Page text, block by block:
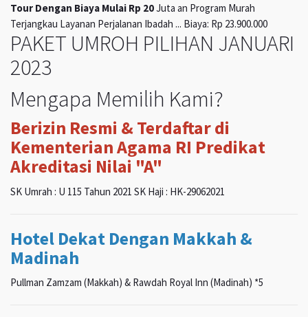
Tour Dengan Biaya Mulai Rp 20Juta an Program Murah
Terjangkau Layanan Perjalanan Ibadah ... Biaya: Rp 23.900.000
PAKET UMROH PILIHAN JANUARI
2023
Mengapa Memilih Kami?
Berizin Resmi & Terdaftar di
Kementerian Agama RI Predikat
Akreditasi Nilai "A"
SK Umrah : U 115 Tahun 2021 SK Haji : HK-29062021
Hotel Dekat Dengan Makkah &
Madinah
Pullman Zamzam (Makkah) & Rawdah Royal Inn (Madinah) *5